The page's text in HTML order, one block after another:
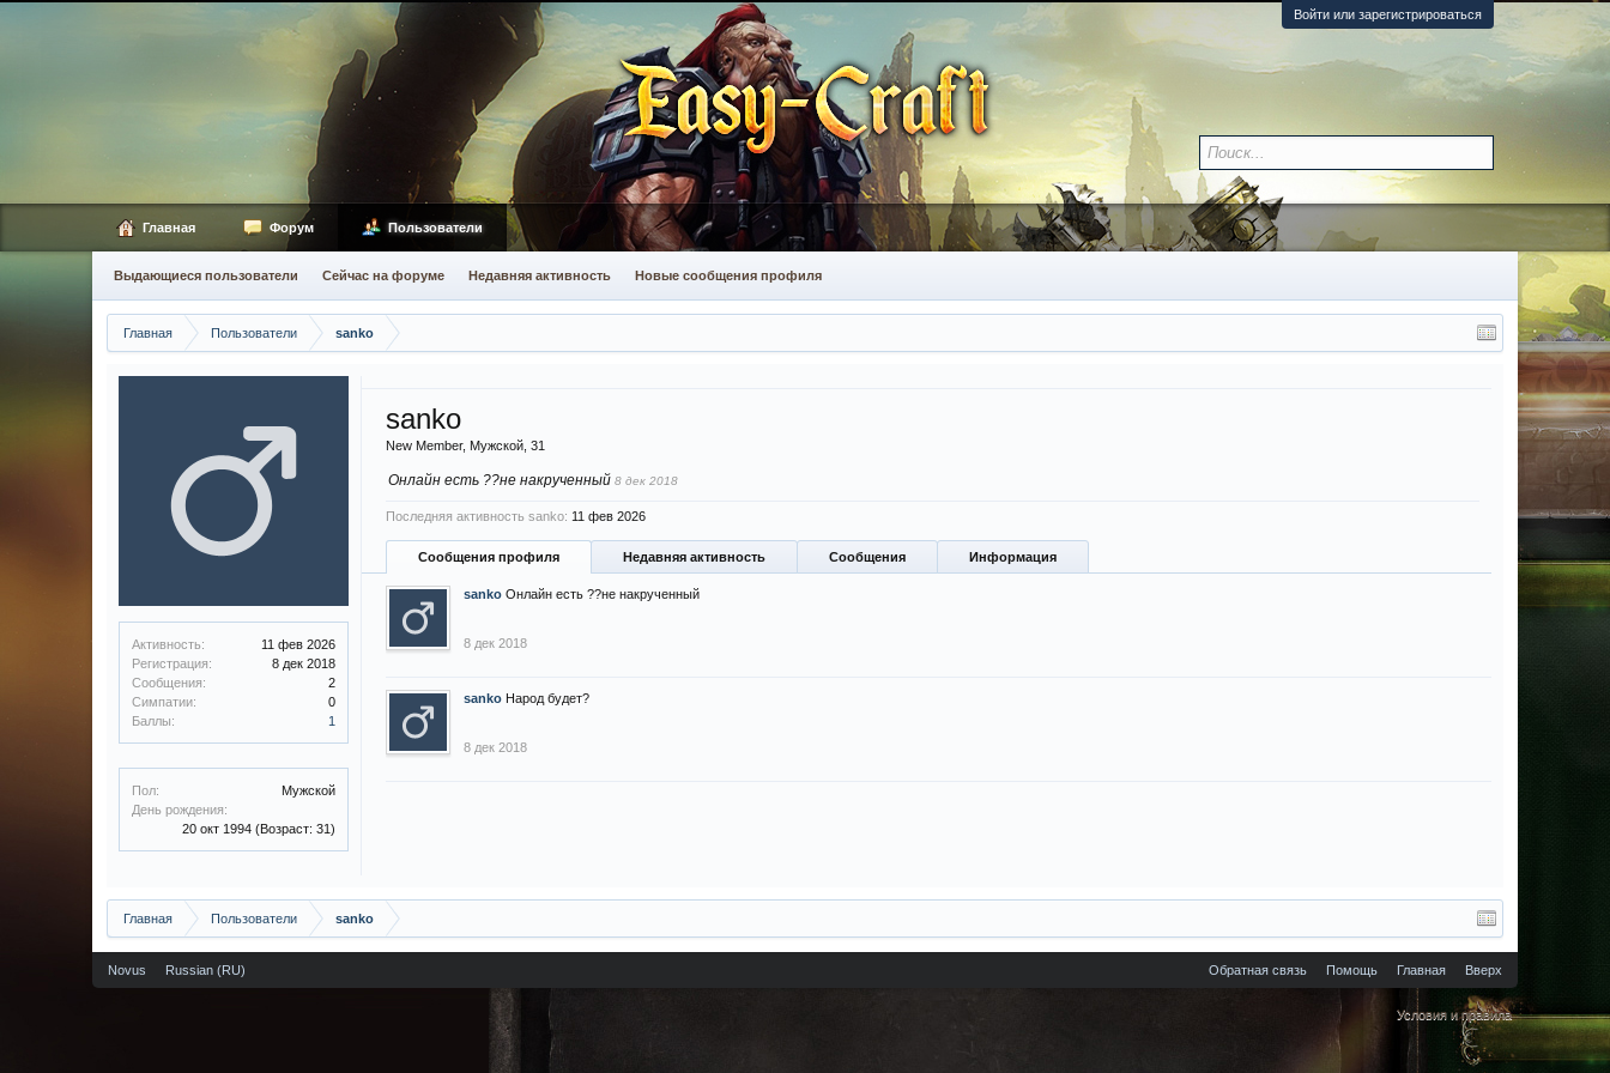
Войти или зарегистрироваться
Главная Пользователи sanko
Активность:
11 фев 2026
Регистрация:
8 дек 2018
Сообщения:
2
Симпатии:
0
Баллы:
1
Пол:
Мужской
День рождения:
20 окт 1994 (Возраст: 31)
sanko
New Member, Мужской, 31
Онлайн есть ??не накрученный 8 дек 2018
Последняя активность sanko: 11 фев 2026
Сообщения профиля Недавняя активность Сообщения Информация
sanko Онлайн есть ??не накрученный
8 дек 2018
sanko Народ будет?
8 дек 2018
Главная Пользователи sanko
Главная Форум Пользователи
Выдающиеся пользователи Сейчас на форуме Недавняя активность Новые сообщения профиля
Novus Russian (RU) Обратная связь Помощь Главная Вверх
Условия и правила